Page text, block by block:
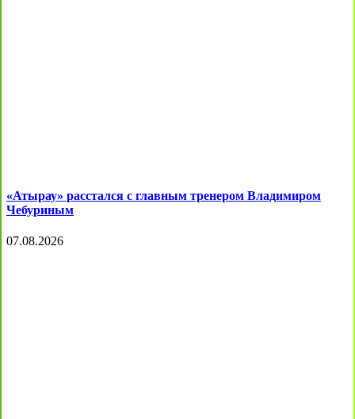
«Атырау» расстался с главным тренером Владимиром
Чебуриным
07.08.2026